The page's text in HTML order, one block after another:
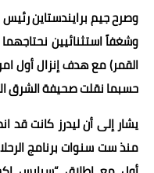
وصرح جيم برايندستاين رئيس
وشغفاً استثنائيين
حسبما نقلت صحيفة الشرق
منذ ست سنوات برنامج